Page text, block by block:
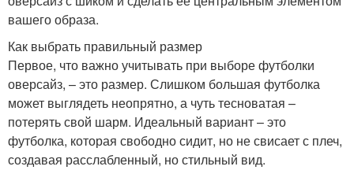
вашего образа.
Как выбрать правильный размер
Первое, что важно учитывать при выборе футболки
оверсайз, – это размер. Слишком большая футболка
может выглядеть неопрятно, а чуть тесноватая –
потерять свой шарм. Идеальный вариант – это
футболка, которая свободно сидит, но не свисает с плеч,
создавая расслабленный, но стильный вид.